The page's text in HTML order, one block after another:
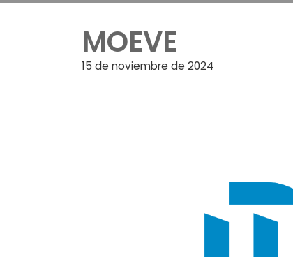
MOEVE
15 de noviembre de 2024